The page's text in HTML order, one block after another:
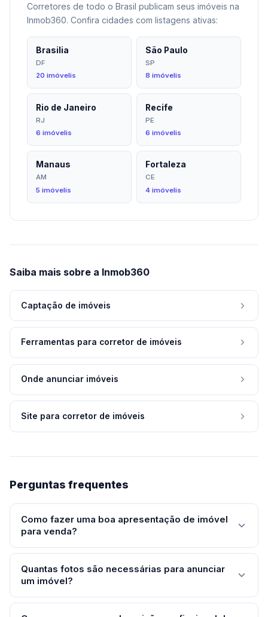
Corretores de todo o Brasil publicam seus imóveis na
Inmob360. Confira cidades com listagens ativas:
Brasilia
DF
20 imóvelis
São Paulo
SP
8 imóvelis
Rio de Janeiro
RJ
6 imóvelis
Recife
PE
6 imóvelis
Manaus
AM
5 imóvelis
Fortaleza
CE
4 imóvelis
Saiba mais sobre a Inmob360
Captação de imóveis
Ferramentas para corretor de imóveis
Onde anunciar imóveis
Site para corretor de imóveis
Perguntas frequentes
Como fazer uma boa apresentação de imóvel
para venda?
Uma boa apresentação de imóvel precisa de: (1) fotos
de qualidade em todos os cômodos, (2) descrição
clara com metragem, número de cômodos e
diferenciais, (3) preço e condições de negociação
informados, (4) localização com mapa ou referência de
Quantas fotos são necessárias para anunciar
um imóvel?
O mínimo recomendado é uma foto por cômodo: sala,